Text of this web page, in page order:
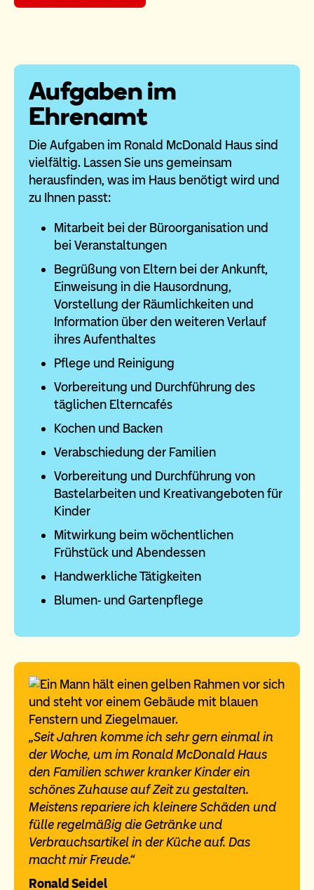
Aufgaben im
Ehrenamt
Die Aufgaben im Ronald McDonald Haus sind
vielfältig. Lassen Sie uns gemeinsam
herausfinden, was im Haus benötigt wird und
zu Ihnen passt:
Mitarbeit bei der Büroorganisation und
bei Veranstaltungen
Begrüßung von Eltern bei der Ankunft,
Einweisung in die Hausordnung,
Vorstellung der Räumlichkeiten und
Information über den weiteren Verlauf
ihres Aufenthaltes
Pflege und Reinigung
Vorbereitung und Durchführung des
täglichen Elterncafés
Kochen und Backen
Verabschiedung der Familien
Vorbereitung und Durchführung von
Bastelarbeiten und Kreativangeboten für
Kinder
Mitwirkung beim wöchentlichen
Frühstück und Abendessen
Handwerkliche Tätigkeiten
Blumen- und Gartenpflege
„Seit Jahren komme ich sehr gern einmal in
der Woche, um im Ronald McDonald Haus
den Familien schwer kranker Kinder ein
schönes Zuhause auf Zeit zu gestalten.
Meistens repariere ich kleinere Schäden und
fülle regelmäßig die Getränke und
Verbrauchsartikel in der Küche auf. Das
macht mir Freude.“
Ronald Seidel